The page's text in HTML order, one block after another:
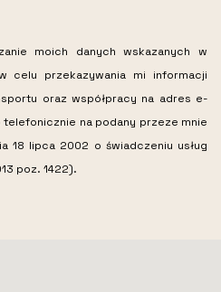
moich danych wskazanych w
celu przekazywania mi informacji
oraz współpracy na adres e-
telefonicznie na podany przeze mnie
18 lipca 2002 o świadczeniu usług
poz. 1422).